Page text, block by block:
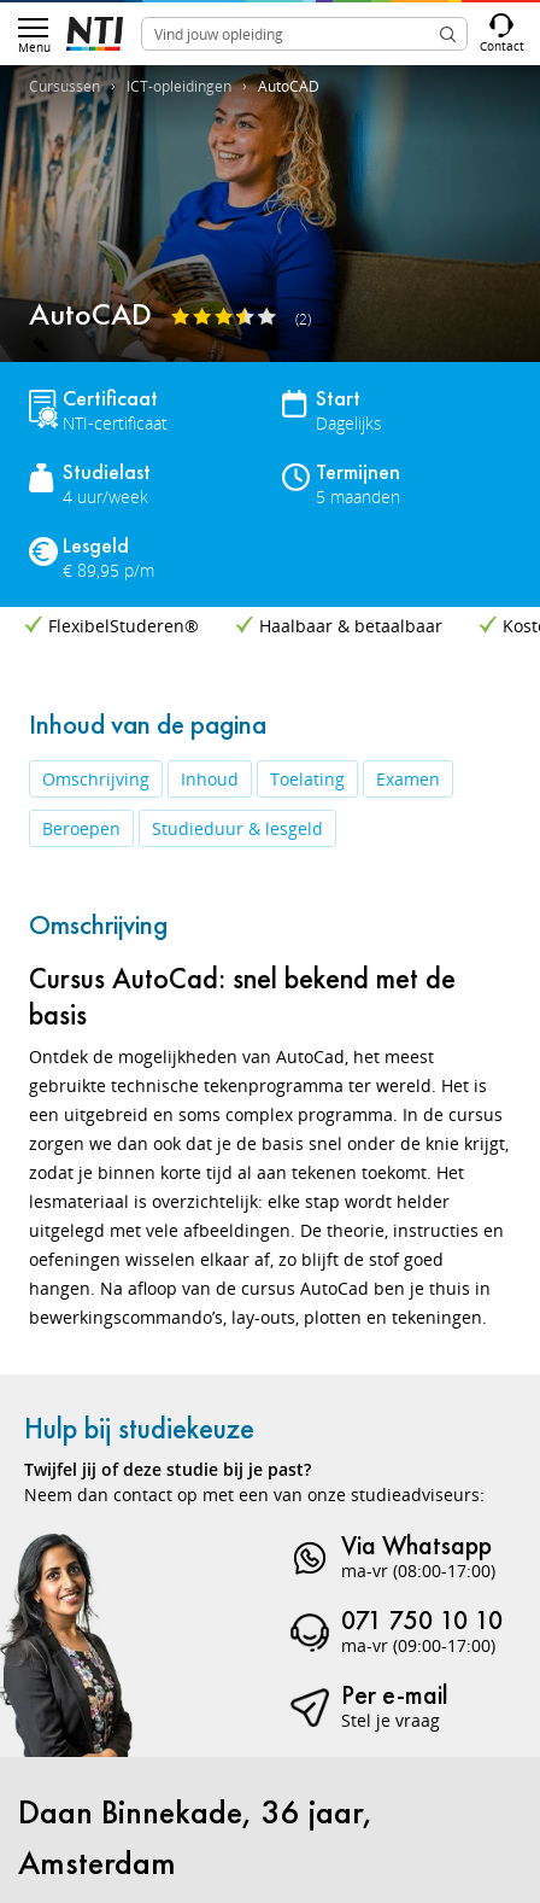
Menu Contact
Cursussen ICT-opleidingen AutoCAD
AutoCAD (2)
Certificaat
NTI-certificaat
Start
Dagelijks
Studielast
4 uur/week
Termijnen
5 maanden
Lesgeld
€ 89,95 p/m
FlexibelStuderen® Haalbaar & betaalbaar
Inhoud van de pagina
Omschrijving Inhoud Toelating Examen
Beroepen Studieduur & lesgeld
Omschrijving
Cursus AutoCad: snel bekend met de
basis
Ontdek de mogelijkheden van AutoCad, het meest
gebruikte technische tekenprogramma ter wereld. Het is
een uitgebreid en soms complex programma. In de cursus
zorgen we dan ook dat je de basis snel onder de knie krijgt,
zodat je binnen korte tijd al aan tekenen toekomt. Het
lesmateriaal is overzichtelijk: elke stap wordt helder
uitgelegd met vele afbeeldingen. De theorie, instructies en
oefeningen wisselen elkaar af, zo blijft de stof goed
hangen. Na afloop van de cursus AutoCad ben je thuis in
bewerkingscommando’s, lay-outs, plotten en tekeningen.
Hulp bij studiekeuze
Twijfel jij of deze studie bij je past?
Neem dan contact op met een van onze studieadviseurs:
Via Whatsapp
ma-vr (08:00-17:00)
071 750 10 10
ma-vr (09:00-17:00)
Per e-mail
Stel je vraag
Daan Binnekade, 36 jaar,
Amsterdam